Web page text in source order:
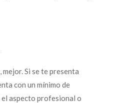
Si se te presenta
con un mínimo de
el aspecto profesional o